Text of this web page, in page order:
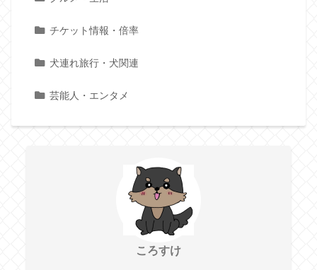
チケット情報・倍率
犬連れ旅行・犬関連
芸能人・エンタメ
ころすけ